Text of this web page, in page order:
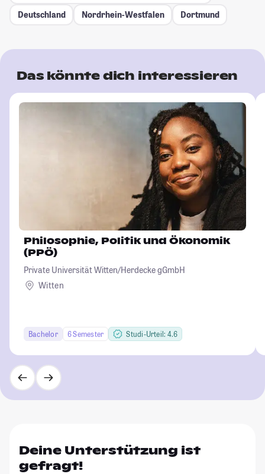
Deutschland
Nordrhein-Westfalen Dortmund
Das könnte dich interessieren
Philosophie, Politik und Ökonomik
(PPÖ)
Private Universität Witten/Herdecke gGmbH
Witten
Bachelor 6 Semester Studi-Urteil: 4.6
Deine Unterstützung ist
gefragt!